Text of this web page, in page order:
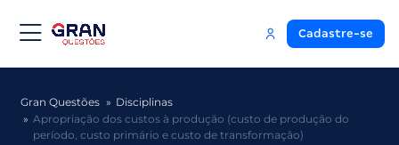
Cadastre-se
Gran Questões
Disciplinas
Apropriação dos custos à produção (custo de produção do
período, custo primário e custo de transformação)